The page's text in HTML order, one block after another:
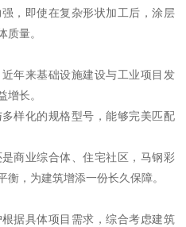
，即使在复杂形状加工后，涂层
质量。
年来基础设施建设与工业项目发
增长。
样化的规格型号，能够完美匹配
商业综合体、住宅社区，马钢彩
，为建筑增添一份长久保障。
据具体项目需求，综合考虑建筑